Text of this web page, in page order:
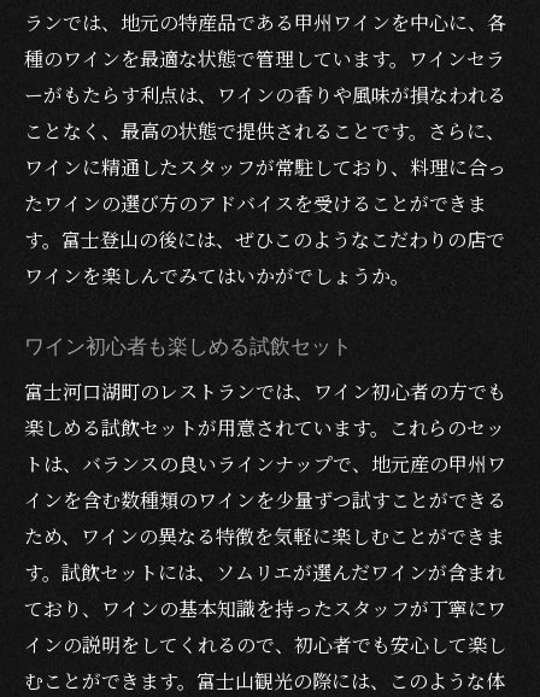
ランでは、地元の特産品である甲州ワインを中心に、各
種のワインを最適な状態で管理しています。ワインセラ
ーがもたらす利点は、ワインの香りや風味が損なわれる
ことなく、最高の状態で提供されることです。さらに、
ワインに精通したスタッフが常駐しており、料理に合っ
たワインの選び方のアドバイスを受けることができま
す。富士登山の後には、ぜひこのようなこだわりの店で
ワインを楽しんでみてはいかがでしょうか。
ワイン初心者も楽しめる試飲セット
富士河口湖町のレストランでは、ワイン初心者の方でも
楽しめる試飲セットが用意されています。これらのセッ
トは、バランスの良いラインナップで、地元産の甲州ワ
インを含む数種類のワインを少量ずつ試すことができる
ため、ワインの異なる特徴を気軽に楽しむことができま
す。試飲セットには、ソムリエが選んだワインが含まれ
ており、ワインの基本知識を持ったスタッフが丁寧にワ
インの説明をしてくれるので、初心者でも安心して楽し
むことができます。富士山観光の際には、このような体